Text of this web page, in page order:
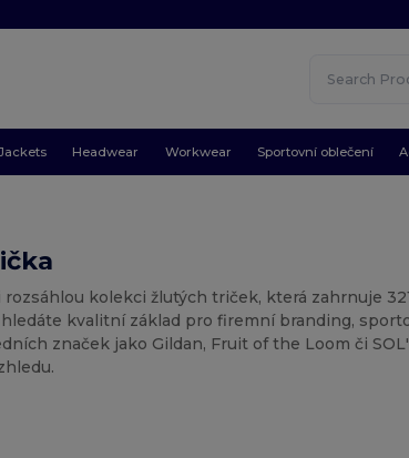
Headwear Workwear Sportovní oblečení
rozsáhlou kolekci žlutých triček, která zahrnuje
hledáte kvalitní základ pro firemní branding,
značek jako Gildan, Fruit of the Loom či